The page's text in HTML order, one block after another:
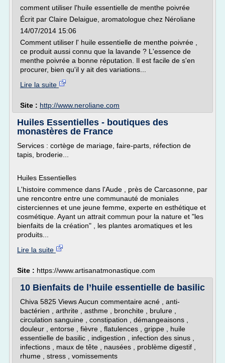
comment utiliser l'huile essentielle de menthe poivrée
Écrit par Claire Delaigue, aromatologue chez Néroliane
14/07/2014 15:06
Comment utiliser l' huile essentielle de menthe poivrée ,
ce produit aussi connu que la lavande ? L'essence de
menthe poivrée a bonne réputation. Il est facile de s'en
procurer, bien qu'il y ait des variations...
Lire la suite
Site : http://www.neroliane.com
Huiles Essentielles - boutiques des
monastères de France
Services : cortège de mariage, faire-parts, réfection de
tapis, broderie...
Huiles Essentielles
L'histoire commence dans l'Aude , près de Carcasonne, par
une rencontre entre une communauté de moniales
cisterciennes et une jeune femme, experte en esthétique et
cosmétique. Ayant un attrait commun pour la nature et "les
bienfaits de la création" , les plantes aromatiques et les
produits...
Lire la suite
Site : https://www.artisanatmonastique.com
10 Bienfaits de l’huile essentielle de basilic
Chiva 5825 Views Aucun commentaire acné , anti-
bactérien , arthrite , asthme , bronchite , brulure ,
circulation sanguine , constipation , démangeaisons ,
douleur , entorse , fièvre , flatulences , grippe , huile
essentielle de basilic , indigestion , infection des sinus ,
infections , maux de tête , nausées , problème digestif ,
rhume , stress , vomissements